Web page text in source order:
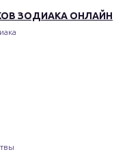
ЗОДИАКА ОНЛАЙН